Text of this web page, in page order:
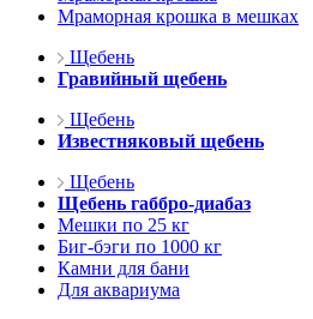
Мраморная крошка в мешках
Щебень
Гравийный щебень
Щебень
Известняковый щебень
Щебень
Щебень габбро-диабаз
Мешки по 25 кг
Биг-бэги по 1000 кг
Камни для бани
Для аквариума